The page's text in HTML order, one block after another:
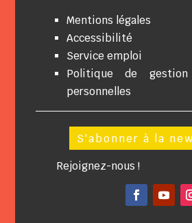
Mentions légales
Accessibilité
Service emploi
Politique de gestion
personnelles
S'abonner à la
Rejoignez-nous !